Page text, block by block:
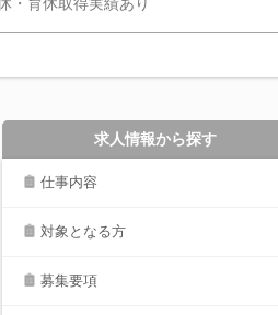
求人情報から探す
仕事内容
対象となる方
募集要項